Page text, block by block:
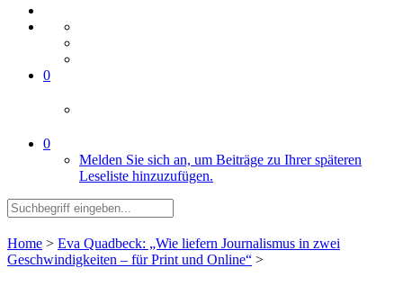
0
0
Melden Sie sich an, um Beiträge zu Ihrer späteren
Leseliste hinzuzufügen.
Home > Eva Quadbeck: „Wie liefern Journalismus in zwei
Geschwindigkeiten – für Print und Online“ >